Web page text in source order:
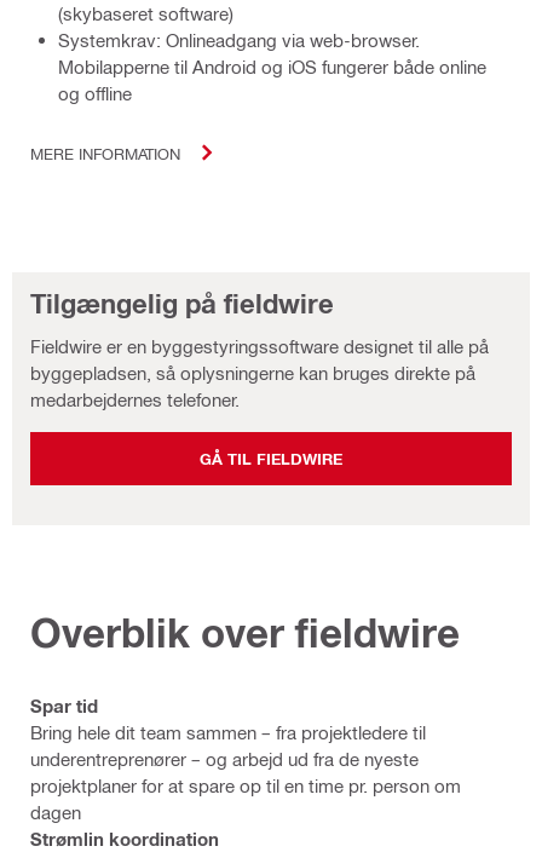
(skybaseret software)
Systemkrav: Onlineadgang via web-browser.
Mobilapperne til Android og iOS fungerer både online
og offline
MERE INFORMATION
Tilgængelig på fieldwire
Fieldwire er en byggestyringssoftware designet til alle på
byggepladsen, så oplysningerne kan bruges direkte på
medarbejdernes telefoner.
GÅ TIL FIELDWIRE
Overblik over fieldwire
Spar tid
Bring hele dit team sammen – fra projektledere til
underentreprenører – og arbejd ud fra de nyeste
projektplaner for at spare op til en time pr. person om
dagen
Strømlin koordination